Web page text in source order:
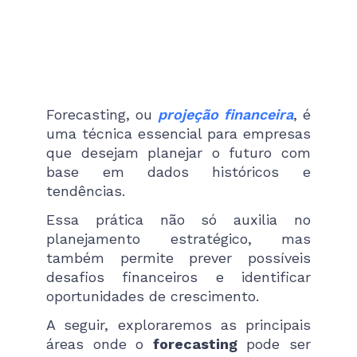
Forecasting, ou projeção financeira, é
uma técnica essencial para empresas
que desejam planejar o futuro com
base em dados históricos e
tendências.
Essa prática não só auxilia no
planejamento estratégico, mas
também permite prever possíveis
desafios financeiros e identificar
oportunidades de crescimento.
A seguir, exploraremos as principais
áreas onde o forecastingpode ser